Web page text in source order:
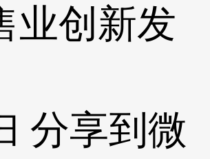
业创新发
分享到微